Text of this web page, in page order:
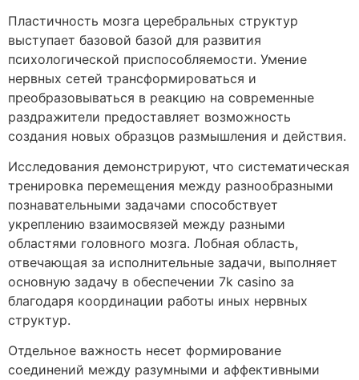
Пластичность мозга церебральных структур
выступает базовой базой для развития
психологической приспособляемости. Умение
нервных сетей трансформироваться и
преобразовываться в реакцию на современные
раздражители предоставляет возможность
создания новых образцов размышления и действия.
Исследования демонстрируют, что систематическая
тренировка перемещения между разнообразными
познавательными задачами способствует
укреплению взаимосвязей между разными
областями головного мозга. Лобная область,
отвечающая за исполнительные задачи, выполняет
основную задачу в обеспечении 7k casino за
благодаря координации работы иных нервных
структур.
Отдельное важность несет формирование
соединений между разумными и аффективными